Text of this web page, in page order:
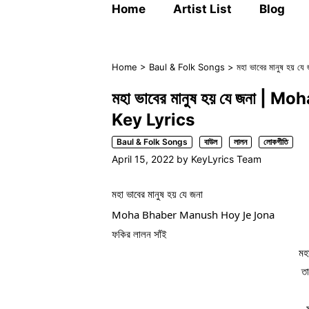
Home Artist List Blog
Home > Baul & Folk Songs > মহা ভাবের মানুষ
মহা ভাবের মানুষ হয় যে জনা
Key Lyrics
Baul & Folk Songs বাউল লালন লোকগীতি
April 15, 2022 by KeyLyrics Team
মহা ভাবের মানুষ হয় যে জনা
Moha Bhaber Manush Hoy Je Jona
ফকির লালন সাঁই